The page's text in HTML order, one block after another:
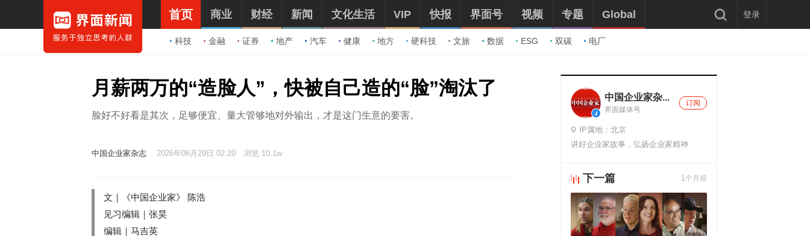
首页
科技 金融 证券 地产 汽车 健康 地方 硬科技 文旅 数据 ESG 双碳 电厂
商业 财经 新闻 文化生活 VIP 快报 界面号 视频 专题 Global 登录
月薪两万的“造脸人”，快被自己造的“脸”淘汰了
脸好不好看是其次，足够便宜、量大管够地对外输出，才是这门生意的要害。
中国企业家杂志 2026年06月29日 02:20 浏览 10.1w
文｜《中国企业家》 陈浩
见习编辑｜张昊
编辑｜马吉英
中国企业家杂...
界面媒体号
订阅
IP属地：北京
讲好企业家故事，弘扬企业家精神
下一篇 1个月前